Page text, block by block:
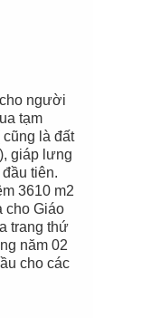
người
tạm
cũng là đất
giáp lưng
tiên.
3610 m2
cho Giáo
trang thứ
năm 02
cho các